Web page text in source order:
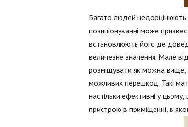
Багато людей недооцінюють
позиціонуванні може
встановлюють його де
величезне значення. Мале
розміщувати як можна вище,
можливих перешкод. Такі
настільки ефективні у
пристрою в приміщенні, в